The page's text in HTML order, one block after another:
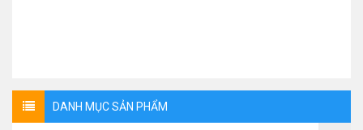
DANH MỤC SẢN PHẨM